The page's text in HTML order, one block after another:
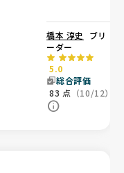
橋本 淳史
ブリ
ーダー
5.0
総合評価
83 点 （10/12）